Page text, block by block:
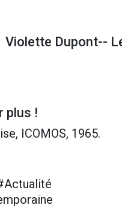
Violette Dupont--
plus !
ICOMOS, 1965.